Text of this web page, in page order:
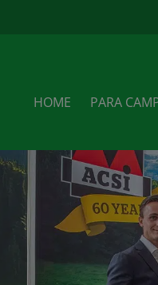
HOME
PARA